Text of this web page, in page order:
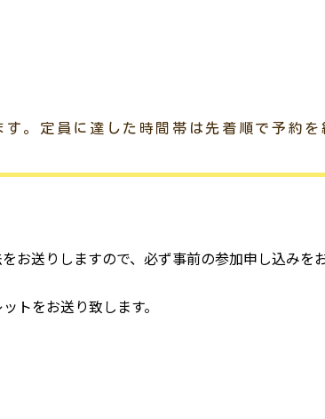
。定員に達した時間帯は先着順で予約を
お送りしますので、必ず事前の参加申し込みを
トをお送り致します。